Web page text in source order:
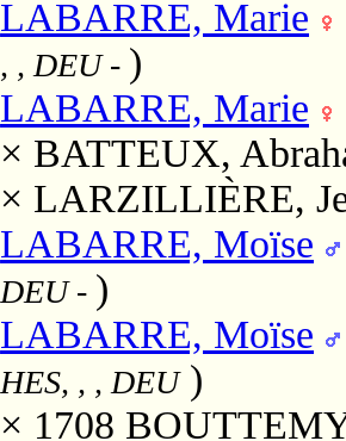
LABARRE, Marie
, , DEU- )
LABARRE, Marie
× BATTEUX,
× LARZILLIÈRE,
LABARRE, Moïse
DEU- )
LABARRE, Moïse
HES, , , DEU)
× 1708